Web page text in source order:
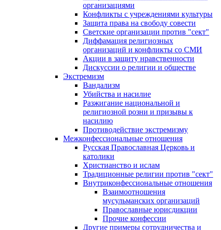
организациями
Конфликты с учреждениями культуры
Защита права на свободу совести
Светские организации против "сект"
Диффамация религиозных
организаций и конфликты со СМИ
Акции в защиту нравственности
Дискуссии о религии и обществе
Экстремизм
Вандализм
Убийства и насилие
Разжигание национальной и
религиозной розни и призывы к
насилию
Противодействие экстремизму
Межконфессиональные отношения
Русская Православная Церковь и
католики
Христианство и ислам
Традиционные религии против "сект"
Внутриконфессиональные отношения
Взаимоотношения
мусульманских организаций
Православные юрисдикции
Прочие конфессии
Другие примеры сотрудничества и